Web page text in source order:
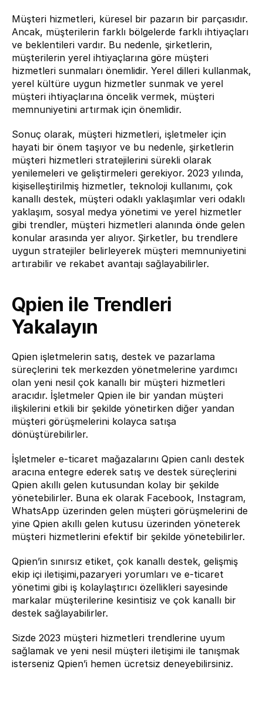
Müşteri hizmetleri, küresel bir pazarın bir parçasıdır.
Ancak, müşterilerin farklı bölgelerde farklı ihtiyaçları
ve beklentileri vardır. Bu nedenle, şirketlerin,
müşterilerin yerel ihtiyaçlarına göre müşteri
hizmetleri sunmaları önemlidir. Yerel dilleri kullanmak,
yerel kültüre uygun hizmetler sunmak ve yerel
müşteri ihtiyaçlarına öncelik vermek, müşteri
memnuniyetini artırmak için önemlidir.
Sonuç olarak, müşteri hizmetleri, işletmeler için
hayati bir önem taşıyor ve bu nedenle, şirketlerin
müşteri hizmetleri stratejilerini sürekli olarak
yenilemeleri ve geliştirmeleri gerekiyor. 2023 yılında,
kişiselleştirilmiş hizmetler, teknoloji kullanımı, çok
kanallı destek, müşteri odaklı yaklaşımlar veri odaklı
yaklaşım, sosyal medya yönetimi ve yerel hizmetler
gibi trendler, müşteri hizmetleri alanında önde gelen
konular arasında yer alıyor. Şirketler, bu trendlere
uygun stratejiler belirleyerek müşteri memnuniyetini
artırabilir ve rekabet avantajı sağlayabilirler.
Qpien ile Trendleri
Yakalayın
Qpien işletmelerin satış, destek ve pazarlama
süreçlerini tek merkezden yönetmelerine yardımcı
olan yeni nesil çok kanallı bir müşteri hizmetleri
aracıdır. İşletmeler Qpien ile bir yandan müşteri
ilişkilerini etkili bir şekilde yönetirken diğer yandan
müşteri görüşmelerini kolayca satışa
dönüştürebilirler.
İşletmeler e-ticaret mağazalarını Qpien canlı destek
aracına entegre ederek satış ve destek süreçlerini
Qpien akıllı gelen kutusundan kolay bir şekilde
yönetebilirler. Buna ek olarak Facebook, Instagram,
WhatsApp üzerinden gelen müşteri görüşmelerini de
yine Qpien akıllı gelen kutusu üzerinden yöneterek
müşteri hizmetlerini efektif bir şekilde yönetebilirler.
Qpien’in sınırsız etiket, çok kanallı destek, gelişmiş
ekip içi iletişimi,pazaryeri yorumları ve e-ticaret
yönetimi gibi iş kolaylaştırıcı özellikleri sayesinde
markalar müşterilerine kesintisiz ve çok kanallı bir
destek sağlayabilirler.
Sizde 2023 müşteri hizmetleri trendlerine uyum
sağlamak ve yeni nesil müşteri iletişimi ile tanışmak
isterseniz Qpien’i hemen ücretsiz deneyebilirsiniz.